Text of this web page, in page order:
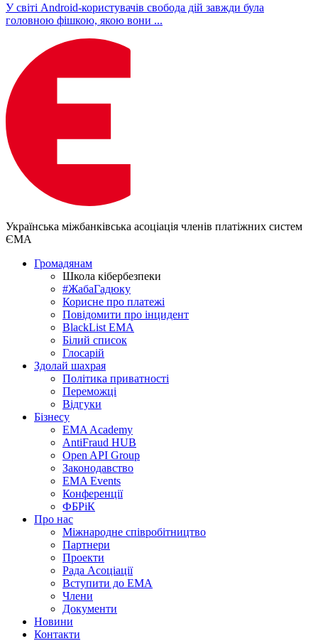
У світі Android-користувачів свобода дій завжди була
головною фішкою, якою вони ...
Українська міжбанківська асоціація членів платіжних систем
ЄМА
Громадянам
Школа кібербезпеки
#ЖабаГадюку
Корисне про платежі
Повідомити про інцидент
BlackList EMA
Білий список
Глосарій
Здолай шахрая
Політика приватності
Переможцi
Відгуки
Бізнесу
EMA Academy
AntiFraud HUB
Open API Group
Законодавство
EMA Events
Конференції
ФБРіК
Про нас
Міжнародне співробітництво
Партнери
Проекти
Рада Асоціації
Вступити до ЕМА
Члени
Документи
Новини
Контакти